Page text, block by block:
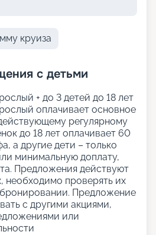
круиза
с детьми
+ до 3 детей до 18 лет
оплачивает основное
регулярному
до 18 лет оплачивает 60
а другие дети – только
минимальную доплату,
Предложения действуют
необходимо проверять их
бронировании. Предложение
с другими акциями,
или